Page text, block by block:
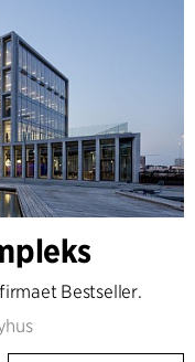
Bestseller.